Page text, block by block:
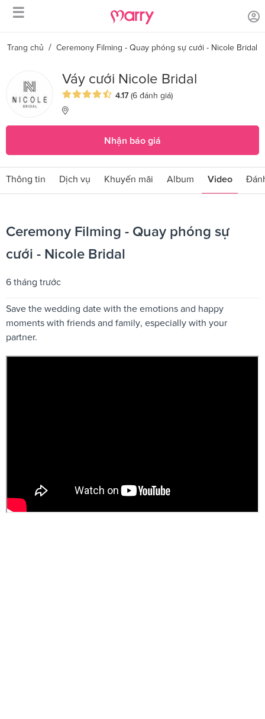
☰
Trang chủ / Ceremony Filming - Quay phóng sự cưới - Nicole Bridal
Váy cưới Nicole Bridal
4.17 (6 đánh giá)
Nhận báo giá
Thông tin Dịch vụ Khuyến mãi Album Video
Ceremony Filming - Quay phóng sự
cưới - Nicole Bridal
6 tháng trước
Save the wedding date with the emotions and happy
moments with friends and family, especially with your
partner.